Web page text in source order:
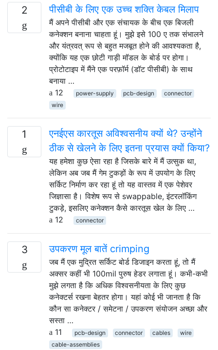
2 पीसीबी के लिए एक उच्च शक्ति केबल मिलाप
मैं अपने पीसीबी और एक संचायक के बीच एक बिजली
कनेक्शन बनाना चाहता हूं। मुझे इसे 100 ए तक संभालने
और यंत्रवत् रूप से बहुत मजबूत होने की आवश्यकता है,
क्योंकि यह एक छोटी गाड़ी मॉडल के बोर्ड पर होगा।
प्रोटोटाइप में मैंने एक परफ़ॉर्म (डॉट पीसीबी) के साथ
बनाया …
12
power-supply pcb-design
connector
wire
1
एनईएस कारतूस अविश्वसनीय क्यों थे? उन्होंने
ठीक से खेलने के लिए इतना प्रयास क्यों किया?
यह हमेशा कुछ ऐसा रहा है जिसके बारे में मैं उत्सुक था,
लेकिन अब जब मैं गेम टुकड़ों के रूप में उपयोग के लिए
सर्किट निर्माण कर रहा हूं तो यह वास्तव में एक पेशेवर
जिज्ञासा है। विशेष रूप से swappable, इंटरलॉकिंग
टुकड़े, इसलिए कनेक्शन कैसे कारतूस खेल के लिए …
12
connector
3 उपकरण मूल बातें crimping
जब मैं एक मुद्रित सर्किट बोर्ड डिजाइन करता हूं, तो मैं
अक्सर कहीं भी 100mil पुरुष हेडर लगाता हूं। कभी-कभी
मुझे लगता है कि अधिक विश्वसनीयता के लिए कुछ
कनेक्टर्स रखना बेहतर होगा। यहां कोई भी जानता है कि
कौन सा कनेक्टर / समेटना / उपकरण संयोजन अच्छा और
सस्ता …
11
pcb-design connector cables
wire
cable-assemblies